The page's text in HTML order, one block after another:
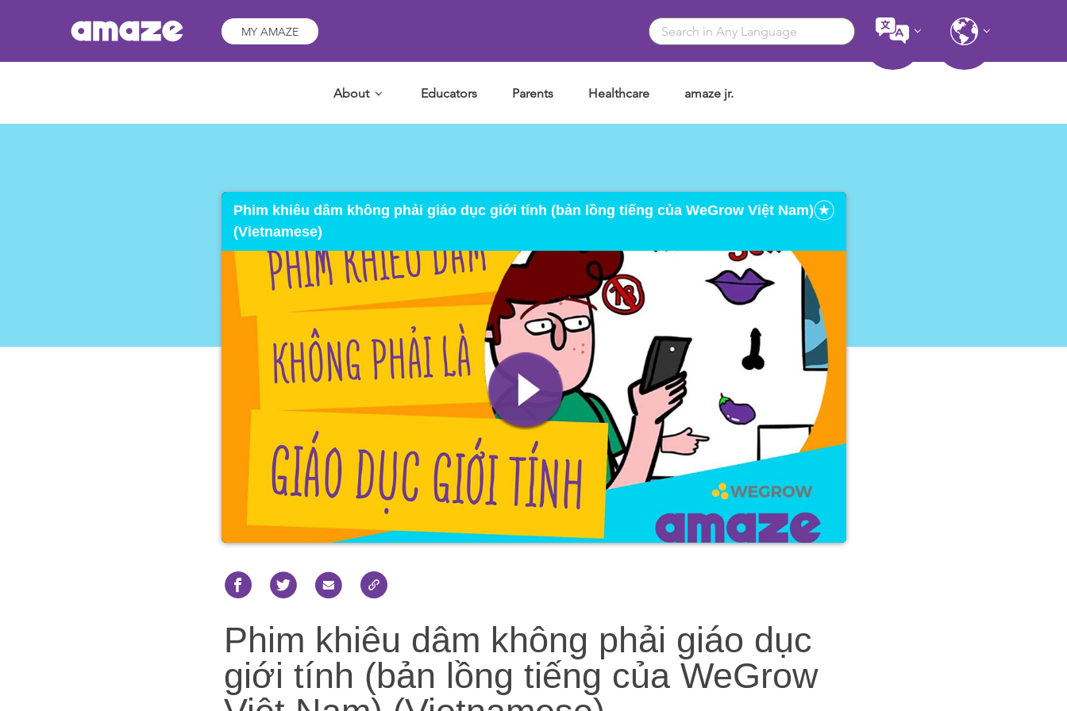
MY AMAZE
Educators Parents Healthcare amaze jr.
About
Phim khiêu dâm không phải giáo dục giới tính (bản lồng tiếng của WeGrow Việt Nam)
(Vietnamese)
Phim khiêu dâm không phải giáo dục
giới tính (bản lồng tiếng của WeGrow